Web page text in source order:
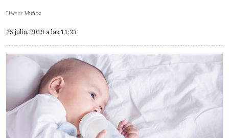
Hector Muñoz
25 julio, 2019 a las 11:23